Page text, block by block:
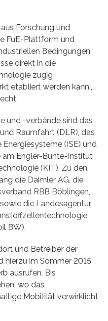
Forschung und
FuE-Plattform und
Bedingungen
direkt in die
zügig
etabliert werden kann“,
und -verbände sind das
Raumfahrt (DLR), das
(ISE) und
Engler-Bunte-Institut
(KIT). Zu den
die Daimler AG, die
RBB Böblingen,
die Landesagentur
BW).
und Betreiber der
hierzu im Sommer 2015
ausrufen. Bis
wo das
Mobilität verwirklicht